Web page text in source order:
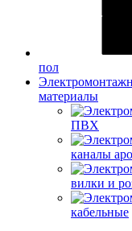
пол
материалы
ПВХ
каналы
вилки и
кабельные